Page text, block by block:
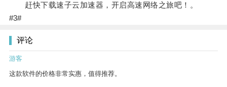
赶快下载速子云加速器，开启高速网络之旅吧！。
#3#
评论
游客
这款软件的价格非常实惠，值得推荐。